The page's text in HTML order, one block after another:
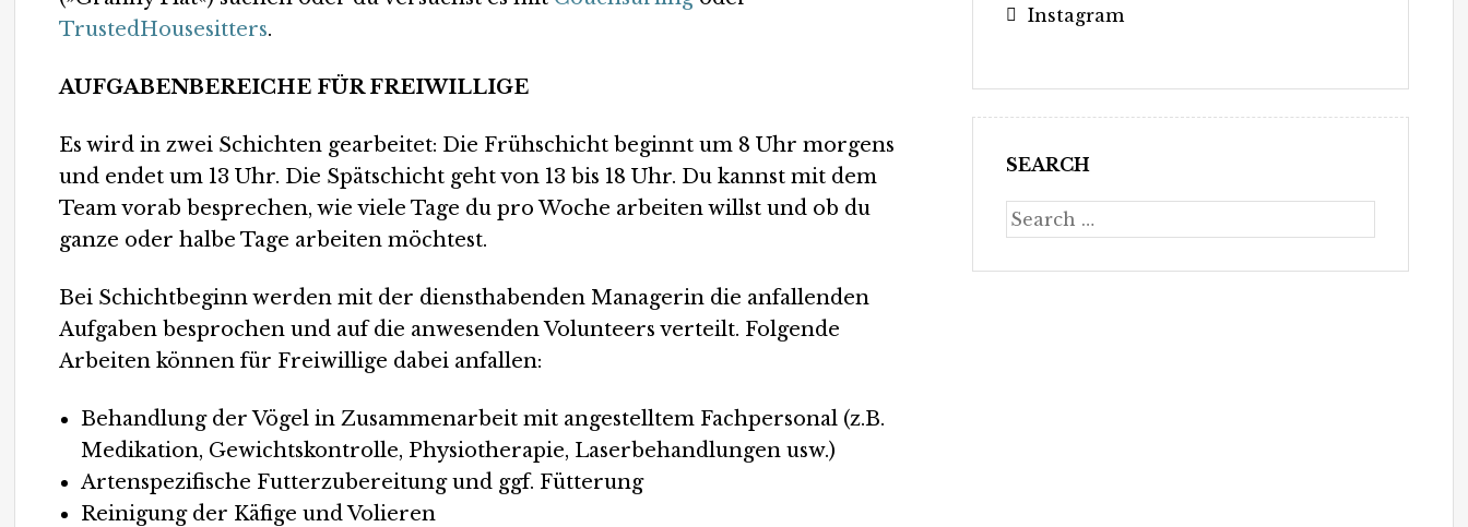
TrustedHousesitters.
AUFGABENBEREICHE FÜR FREIWILLIGE
Es wird in zwei Schichten gearbeitet: Die Frühschicht beginnt um 8 Uhr morgens
und endet um 13 Uhr. Die Spätschicht geht von 13 bis 18 Uhr. Du kannst mit dem
Team vorab besprechen, wie viele Tage du pro Woche arbeiten willst und ob du
ganze oder halbe Tage arbeiten möchtest.
Bei Schichtbeginn werden mit der diensthabenden Managerin die anfallenden
Aufgaben besprochen und auf die anwesenden Volunteers verteilt. Folgende
Arbeiten können für Freiwillige dabei anfallen:
Behandlung der Vögel in Zusammenarbeit mit angestelltem Fachpersonal (z.B.
Medikation, Gewichtskontrolle, Physiotherapie, Laserbehandlungen usw.)
Artenspezifische Futterzubereitung und ggf. Fütterung
Reinigung der Käfige und Volieren
Instagram
SEARCH